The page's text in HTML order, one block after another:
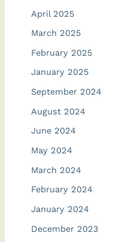
April 2025
March 2025
February 2025
January 2025
September 2024
August 2024
June 2024
May 2024
March 2024
February 2024
January 2024
December 2023